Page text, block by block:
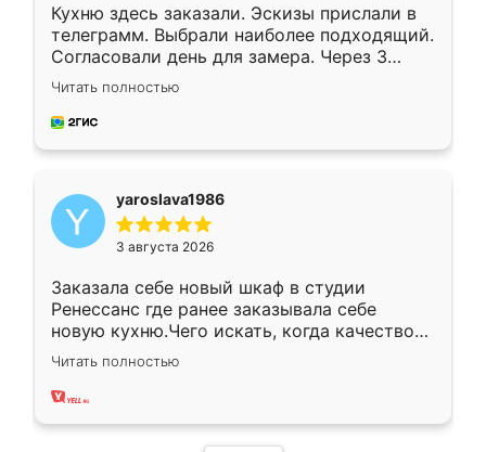
Кухню здесь заказали. Эскизы прислали в
телеграмм. Выбрали наиболее подходящий.
Согласовали день для замера. Через 3
недели кухня была уже готова. Остались
довольны работой. Спасибо Ренессанс
мебель за качественную работу!
Читать полностью
yaroslava1986
3 августа 2026
Заказала себе новый шкаф в студии
Ренессанс где ранее заказывала себе
новую кухню.Чего искать, когда качеством
вполне довольна. Служит кухня уже почти
два года, нареканий нет.
Читать полностью